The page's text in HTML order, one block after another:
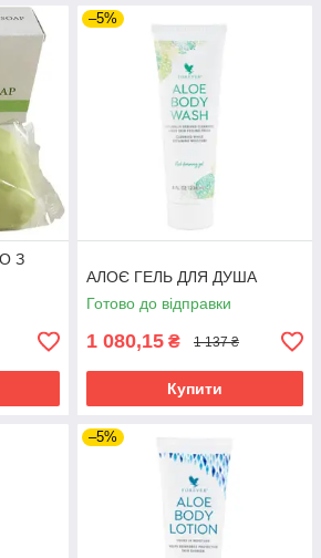
З
–5%
АЛОЄ ГЕЛЬ ДЛЯ ДУША
Готово до відправки
1 080,15 ₴ 1 137 ₴
Купити
–5%